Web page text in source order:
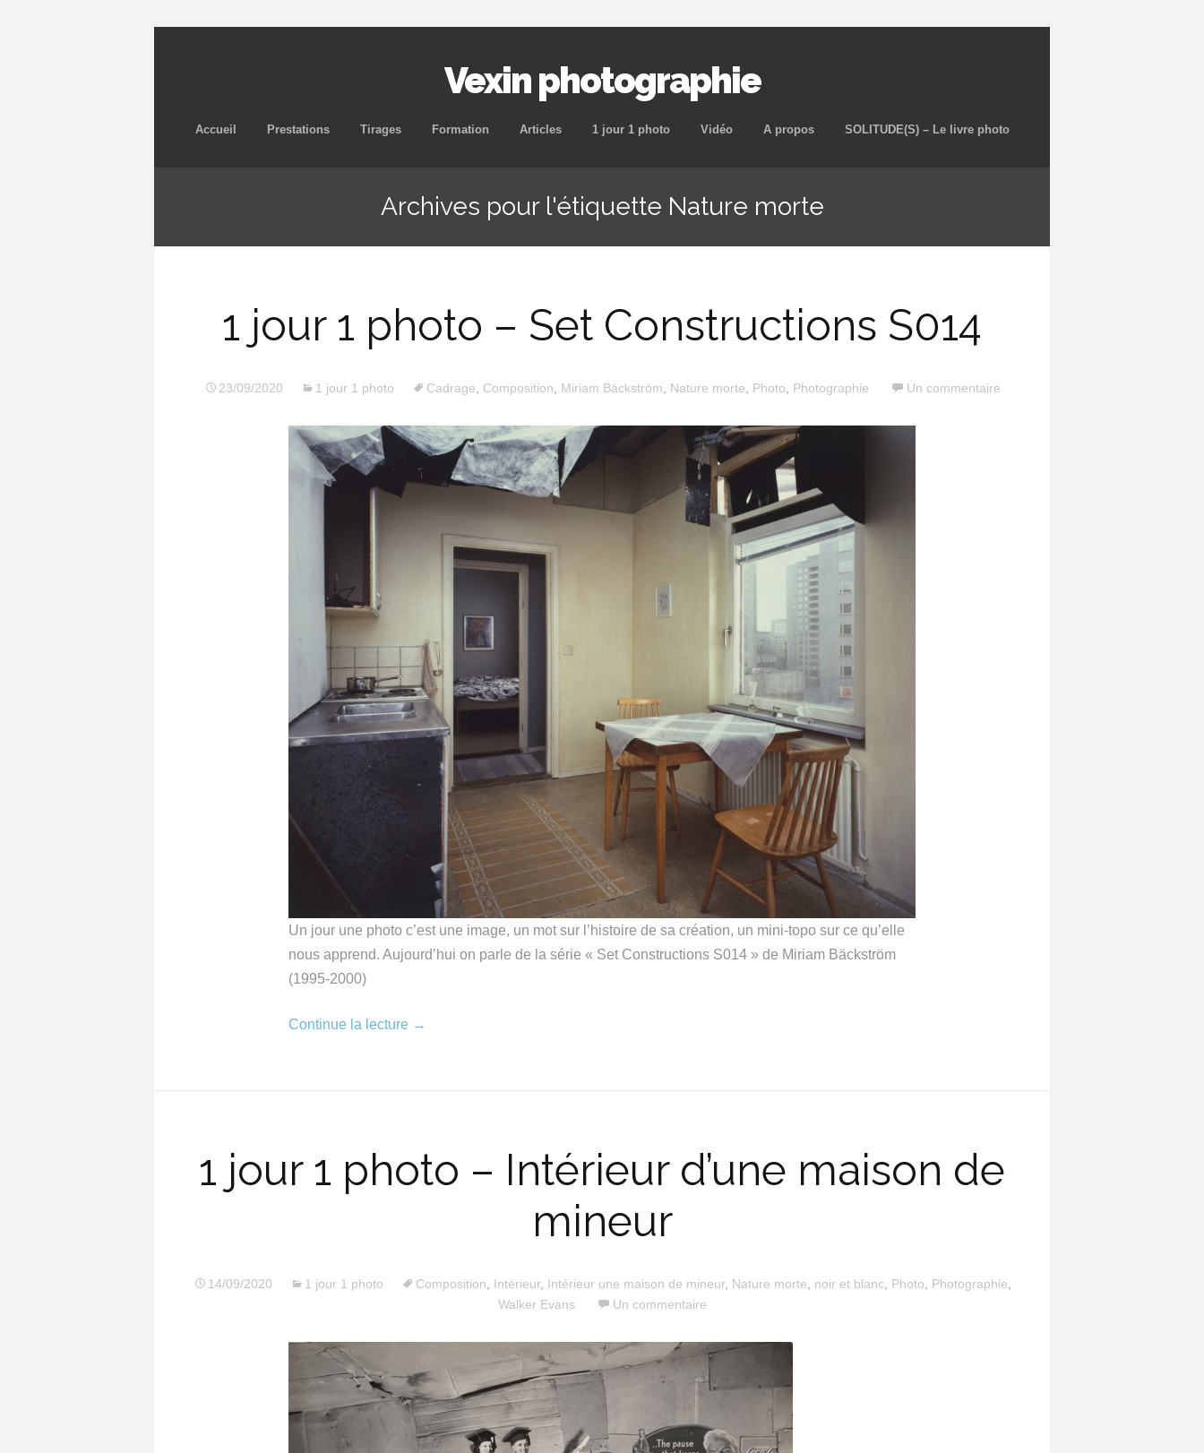
Vexin photographie
Aller
principal
Accueil Prestations Tirages Formation Articles 1 jour 1 photo Vidéo A propos SOLITUDE(S) – Le livre photo
Archives pour l'étiquette Nature morte
1 jour 1 photo – Set Constructions S014
23/09/2020 1 jour 1 photo Cadrage Composition Miriam Bäckström Nature morte Photo Photographie Un commentaire
Un jour une photo c’est une image, un mot sur l’histoire de sa création, un mini-topo sur ce qu’elle
nous apprend. Aujourd’hui on parle de la série « Set Constructions S014 » de Miriam Bäckström
(1995-2000)
Continue la lecture →
1 jour 1 photo – Intérieur d’une maison de
mineur
14/09/2020 1 jour 1 photo Composition Intérieur, Intérieur une maison de mineur, Nature morte noir et blanc, Photo Photographie
Walker Evans
Un commentaire